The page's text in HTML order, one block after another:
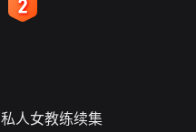
私人女教练续集